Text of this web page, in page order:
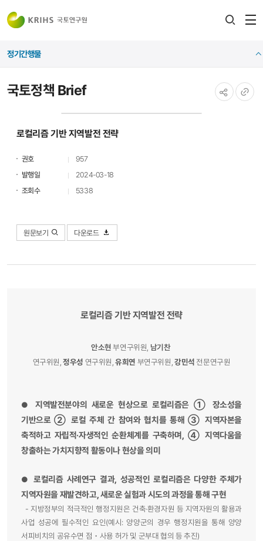
국토정책 Brief
정기간행물
로컬리즘 기반 지역발전 전략
권호
957
발행일
2024-03-18
조회수
5338
원문보기 다운로드
로컬리즘 기반 지역발전 전략
안소현부연구위원, 남기찬
연구위원,정우성 연구위원,유희연 부연구위원, 강민석 전문연구원
●
지역발전분야의 새로운 현상으로 로컬리즘은 ① 장소성을
기반으로 ② 로컬 주체 간 참여와 협치를 통해 ③ 지역자본을
축적하고 자립적·자생적인 순환체계를 구축하며, ④ 지역다움을
창출하는 가치지향적 활동이나 현상을 의미
●
로컬리즘 사례연구 결과, 성공적인 로컬리즘은 다양한 주체가
지역자원을 재발견하고, 새로운 실험과 시도의 과정을 통해 구현
- 지방정부의 적극적인 행정지원은 건축·환경자원 등 지역자원의 활용과
사업 성공에 필수적인 요인(예시: 양양군의 경우 행정지원을 통해 양양
서피비치의 공유수면 점・사용 허가 및 군부대 협의 등 추진)